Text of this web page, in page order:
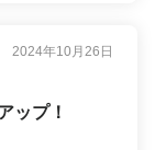
2024年10月26日
ップ！